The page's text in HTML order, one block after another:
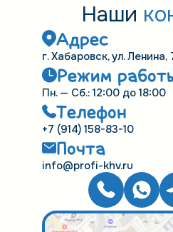
Наши
Адрес
г. Хабаровск, ул. Ленина,
Режим
Пн. — Сб.: 12:00 до 18:00
Телефон
+7 (914) 158-83-10
Почта
info@profi-khv.ru